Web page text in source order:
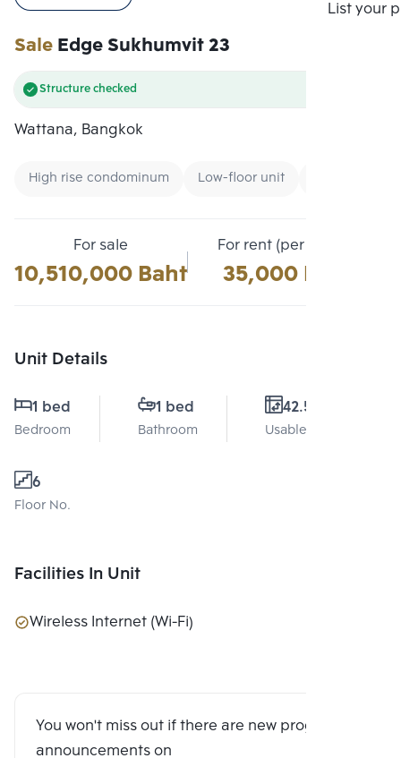
List your
SaleEdge Sukhumvit 23
Structure checked
Wattana, Bangkok
High rise condominum Low-floor unit
For sale
10,510,000 Baht
For rent (per month)
35,000 Baht
Unit Details
1 bed
Bedroom
1 bed
Bathroom
42.5 Sq.m.
Usable area
6
Floor No.
Facilities In Unit
Wireless Internet (Wi-Fi)
You won't miss out if there are new program
announcements on